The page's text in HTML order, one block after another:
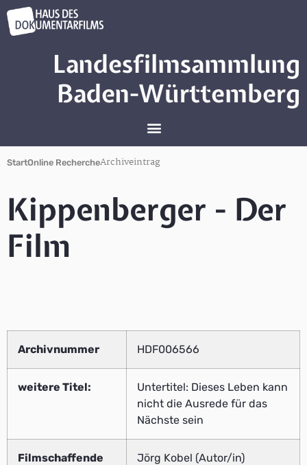
Landesfilmsammlung
Baden-Württemberg
StartOnline RechercheArchiveintrag
Kippenberger - Der
Film
Archivnummer HDF006566
weitere Titel:
Untertitel: Dieses Leben kann
nicht die Ausrede für das
Nächste sein
Filmschaffende
Jörg Kobel (Autor/in)